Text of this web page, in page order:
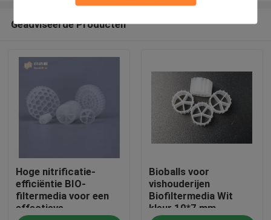
Geadviseerde Producten
Hoge nitrificatie-
efficiëntie BIO-
filtermedia voor een
effectieve
Bioballs voor
vishouderijen
Biofiltermedia Wit
kleur 10*7 mm